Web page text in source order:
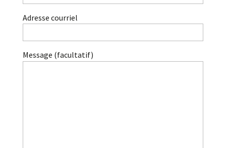
Adresse courriel
Message (facultatif)